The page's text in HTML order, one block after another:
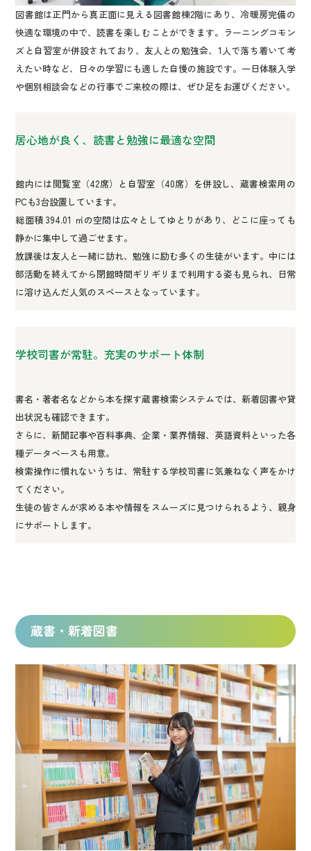
図書館は正門から真正面に見える図書館棟2階にあり、冷暖房完備の
快適な環境の中で、読書を楽しむことができます。ラーニングコモン
ズと自習室が併設されており、友人との勉強会、1人で落ち着いて考
えたい時など、日々の学習にも適した自慢の施設です。一日体験入学
や個別相談会などの行事でご来校の際は、ぜひ足をお運びください。
居心地が良く、読書と勉強に最適な空間
館内には閲覧室（42席）と自習室（40席）を併設し、蔵書検索用の
PCも3台設置しています。
総面積 394.01 ㎡の空間は広々としてゆとりがあり、どこに座っても
静かに集中して過ごせます。
放課後は友人と一緒に訪れ、勉強に励む多くの生徒がいます。中には
部活動を終えてから閉館時間ギリギリまで利用する姿も見られ、日常
に溶け込んだ人気のスペースとなっています。
学校司書が常駐。充実のサポート体制
書名・著者名などから本を探す蔵書検索システムでは、新着図書や貸
出状況も確認できます。
さらに、新聞記事や百科事典、企業・業界情報、英語資料といった各
種データベースも用意。
検索操作に慣れないうちは、常駐する学校司書に気兼ねなく声をかけ
てください。
生徒の皆さんが求める本や情報をスムーズに見つけられるよう、親身
にサポートします。
蔵書・新着図書